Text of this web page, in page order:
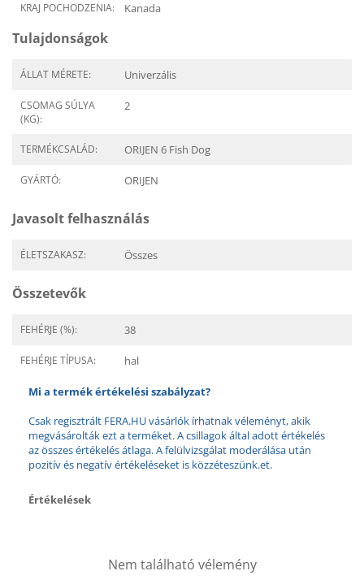
KRAJ POCHODZENIA: Kanada
Tulajdonságok
ÁLLAT MÉRETE: Univerzális
CSOMAG SÚLYA
(KG):
2
TERMÉKCSALÁD: ORIJEN 6 Fish Dog
GYÁRTÓ: ORIJEN
Javasolt felhasználás
ÉLETSZAKASZ: Összes
Összetevők
FEHÉRJE (%): 38
FEHÉRJE TÍPUSA: hal
Mi a termék értékelési szabályzat?
Csak regisztrált FERA.HU vásárlók írhatnak véleményt, akik
megvásárolták ezt a terméket. A csillagok által adott értékelés
az összes értékelés átlaga. A felülvizsgálat moderálása után
pozitív és negatív értékeléseket is közzéteszünk.et.
Értékelések
Nem található vélemény